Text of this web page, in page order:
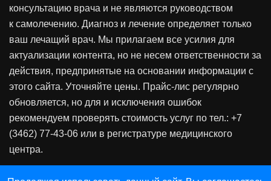
консультацию врача и не являются руководством
к самолечению. Диагноз и лечение определяет только
ваш лечащий врач. Мы прилагаем все усилия для
актуализации контента, но не несем ответственности за
действия, предпринятые на основании информации с
этого сайта. Уточняйте цены. Прайс-лис регулярно
обновляется, но для и исключения ошибок
рекомендуем проверять стоимость услуг по тел.: +7
(3462) 77-43-06 или в регистратуре медицинского
центра.